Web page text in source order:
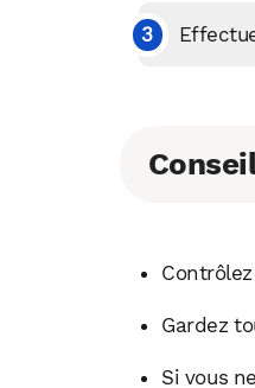
Gardez
Si vous